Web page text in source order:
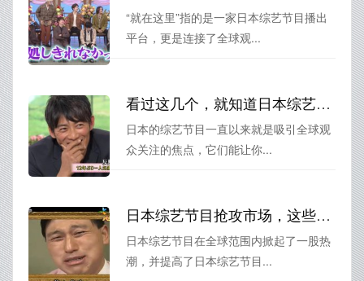
“就在这里”指的是一家日本综艺节目播出
平台，更是连接了全球观...
看过这几个，就知道日本综艺节目哪个好看的！体验超级爆笑
日本的综艺节目一直以来就是吸引全球观
众关注的焦点，它们能让你...
日本综艺节目抢攻市场，这些节目最多关注和吐槽
日本综艺节目在全球范围内掀起了一股热
潮，并提高了日本综艺节目...